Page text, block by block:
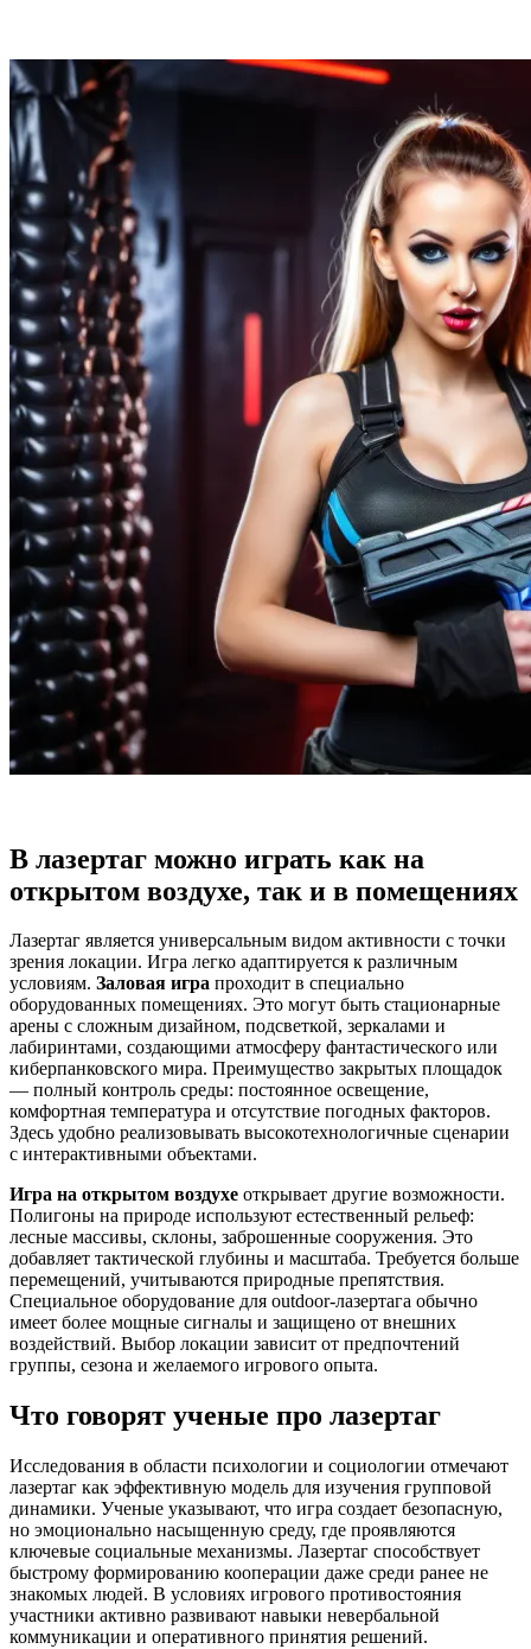
В лазертаг можно играть как на
открытом воздухе, так и в помещениях
Лазертаг является универсальным видом активности с точки
зрения локации. Игра легко адаптируется к различным
условиям. Заловая игра проходит в специально
оборудованных помещениях. Это могут быть стационарные
арены с сложным дизайном, подсветкой, зеркалами и
лабиринтами, создающими атмосферу фантастического или
киберпанковского мира. Преимущество закрытых площадок
— полный контроль среды: постоянное освещение,
комфортная температура и отсутствие погодных факторов.
Здесь удобно реализовывать высокотехнологичные сценарии
с интерактивными объектами.
Игра на открытом воздухе открывает другие возможности.
Полигоны на природе используют естественный рельеф:
лесные массивы, склоны, заброшенные сооружения. Это
добавляет тактической глубины и масштаба. Требуется больше
перемещений, учитываются природные препятствия.
Специальное оборудование для outdoor-лазертага обычно
имеет более мощные сигналы и защищено от внешних
воздействий. Выбор локации зависит от предпочтений
группы, сезона и желаемого игрового опыта.
Что говорят ученые про лазертаг
Исследования в области психологии и социологии отмечают
лазертаг как эффективную модель для изучения групповой
динамики. Ученые указывают, что игра создает безопасную,
но эмоционально насыщенную среду, где проявляются
ключевые социальные механизмы. Лазертаг способствует
быстрому формированию кооперации даже среди ранее не
знакомых людей. В условиях игрового противостояния
участники активно развивают навыки невербальной
коммуникации и оперативного принятия решений.